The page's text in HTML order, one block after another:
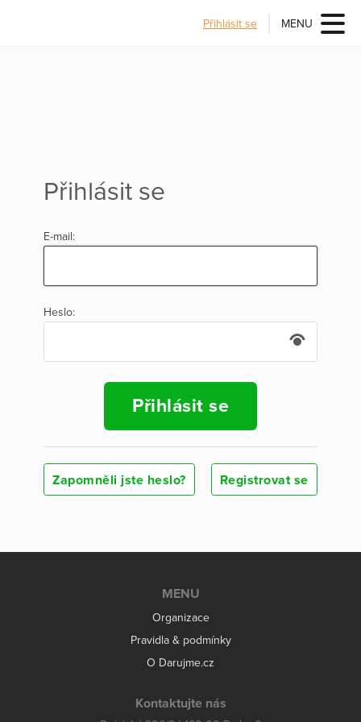
Přihlásit se MENU
Přihlásit se
E-mail:
Heslo:
Přihlásit se
Zapomněli jste heslo? Registrovat se
MENU
Organizace
Pravidla & podmínky
O Darujme.cz
Kontaktujte nás